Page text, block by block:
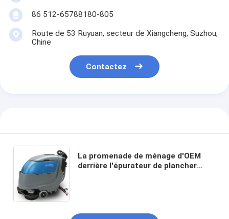
86 512-65788180-805
Route de 53 Ruyuan, secteur de Xiangcheng, Suzhou,
Chine
Contactez
La promenade de ménage d'OEM
derrière l'épurateur de plancher